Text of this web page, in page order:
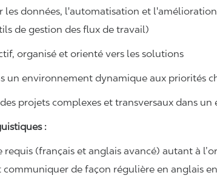
les données, l'automatisation et
de gestion des flux de travail)
organisé et orienté vers les solutions
un environnement dynamique aux priorités
projets complexes et transversaux dans
:
requis (français et anglais avancé) autant à
de façon régulière en anglais